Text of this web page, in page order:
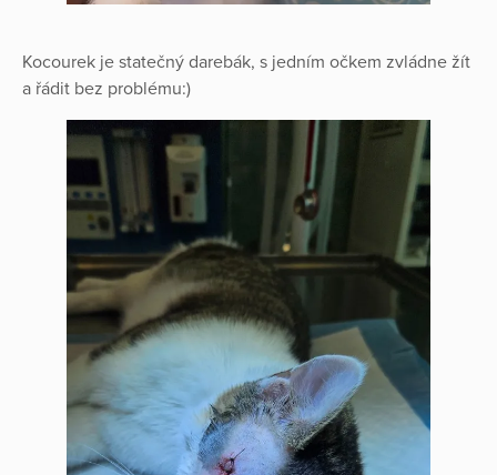
Kocourek je statečný darebák, s jedním očkem zvládne žít
a řádit bez problému:)